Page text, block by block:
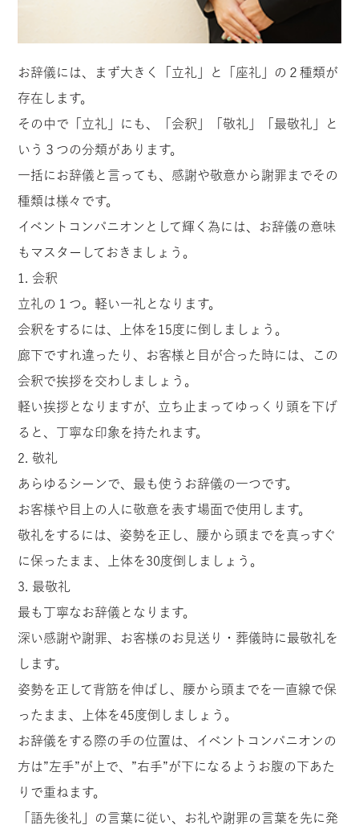
お辞儀には、まず大きく「立礼」と「座礼」の２種類が
存在します。
その中で「立礼」にも、「会釈」「敬礼」「最敬礼」と
いう３つの分類があります。
一括にお辞儀と言っても、感謝や敬意から謝罪までその
種類は様々です。
イベントコンパニオンとして輝く為には、お辞儀の意味
もマスターしておきましょう。
1. 会釈
立礼の１つ。軽い一礼となります。
会釈をするには、上体を15度に倒しましょう。
廊下ですれ違ったり、お客様と目が合った時には、この
会釈で挨拶を交わしましょう。
軽い挨拶となりますが、立ち止まってゆっくり頭を下げ
ると、丁寧な印象を持たれます。
2. 敬礼
あらゆるシーンで、最も使うお辞儀の一つです。
お客様や目上の人に敬意を表す場面で使用します。
敬礼をするには、姿勢を正し、腰から頭までを真っすぐ
に保ったまま、上体を30度倒しましょう。
3. 最敬礼
最も丁寧なお辞儀となります。
深い感謝や謝罪、お客様のお見送り・葬儀時に最敬礼を
します。
姿勢を正して背筋を伸ばし、腰から頭までを一直線で保
ったまま、上体を45度倒しましょう。
お辞儀をする際の手の位置は、イベントコンパニオンの
方は”左手”が上で、”右手”が下になるようお腹の下あた
りで重ねます。
「語先後礼」の言葉に従い、お礼や謝罪の言葉を先に発